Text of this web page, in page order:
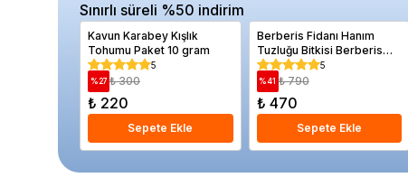
Sınırlı süreli %50 indirim
Kavun Karabey Kışlık
Tohumu Paket 10 gram
5
%27 ₺ 300
₺ 220
Sepete Ekle
Berberis Fidanı Hanım
Tuzluğu Bitkisi Berberis
thunbergii Atropurpurea
5
%41 ₺ 790
₺ 470
Sepete Ekle